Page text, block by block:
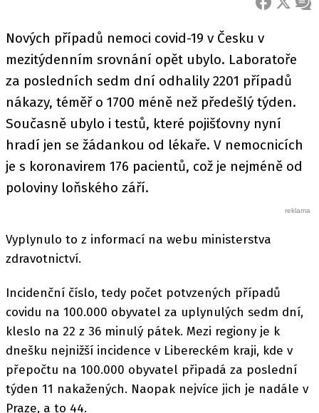
FACEBOOK
X
Nových případů nemoci covid-19 v Česku v
mezitýdenním srovnání opět ubylo. Laboratoře
za posledních sedm dní odhalily 2201 případů
nákazy, téměř o 1700 méně než předešlý týden.
Současně ubylo i testů, které pojišťovny nyní
hradí jen se žádankou od lékaře. V nemocnicích
je s koronavirem 176 pacientů, což je nejméně od
poloviny loňského září.
Vyplynulo to z informací na webu ministerstva
zdravotnictví.
Incidenční číslo, tedy počet potvzených případů
covidu na 100.000 obyvatel za uplynulých sedm dní,
kleslo na 22 z 36 minulý pátek. Mezi regiony je k
dnešku nejnižší incidence v Libereckém kraji, kde v
přepočtu na 100.000 obyvatel připadá za poslední
týden 11 nakažených. Naopak nejvíce jich je nadále v
Praze, a to 44.